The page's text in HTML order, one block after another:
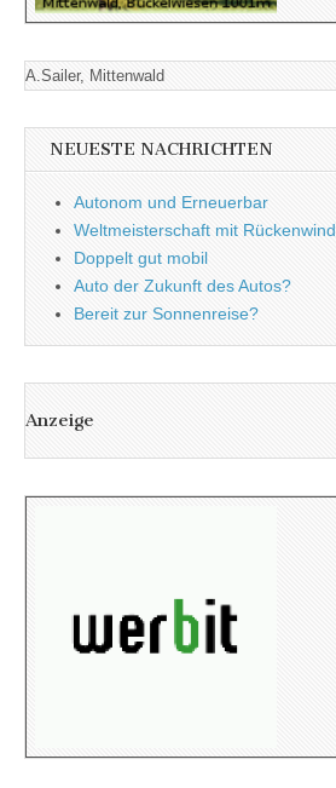
A.Sailer, Mittenwald
NEUESTE NACHRICHTEN
Autonom und Erneuerbar
Weltmeisterschaft mit Rückenwind
Doppelt gut mobil
Auto der Zukunft des Autos?
Bereit zur Sonnenreise?
Anzeige